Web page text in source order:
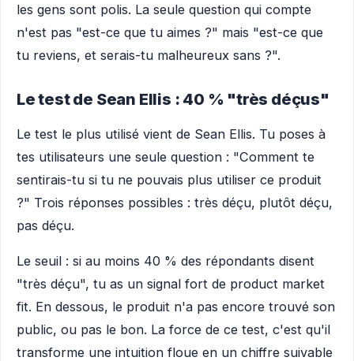
les gens sont polis. La seule question qui compte
n'est pas "est-ce que tu aimes ?" mais "est-ce que
tu reviens, et serais-tu malheureux sans ?".
Le test de Sean Ellis : 40 % "très déçus"
Le test le plus utilisé vient de Sean Ellis. Tu poses à
tes utilisateurs une seule question : "Comment te
sentirais-tu si tu ne pouvais plus utiliser ce produit
?" Trois réponses possibles : très déçu, plutôt déçu,
pas déçu.
Le seuil : si au moins 40 % des répondants disent
"très déçu", tu as un signal fort de product market
fit. En dessous, le produit n'a pas encore trouvé son
public, ou pas le bon. La force de ce test, c'est qu'il
transforme une intuition floue en un chiffre suivable